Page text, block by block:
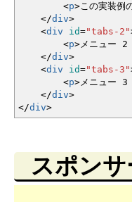
<p>この実装例
</div>
<div id="tabs-2"
<p>メニュー 2
</div>
<div id="tabs-3"
<p>メニュー 3
</div>
</div>
スポン